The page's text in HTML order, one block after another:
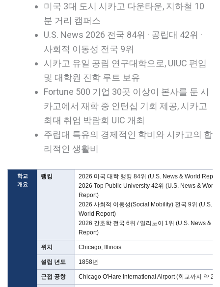
미국 3대 도시 시카고 다운타운, 지하철 10
분 거리 캠퍼스
U.S. News 2026 전국 84위 · 공립대 42위 ·
사회적 이동성 전국 9위
시카고 유일 공립 연구대학으로, UIUC 편입
및 대학원 진학 루트 보유
Fortune 500 기업 30곳 이상이 본사를 둔 시
카고에서 재학 중 인턴십 기회 제공, 시카고
최대 취업 박람회 UIC 개최
주립대 특유의 경제적인 학비와 시카고의 합
리적인 생활비
학교
개요
랭킹
2026 미국 대학 랭킹 84위 (U.S. News & World
2026 Top Public University 42위 (U.S. News & World
Report)
2026 사회적 이동성(Social Mobility) 전국 9위 (U.S.
World Report)
2026 간호학 전국 6위 / 일리노이 1위 (U.S. News &
Report)
위치 Chicago, Illinois
설립 년도 1858년
근접 공항 Chicago O'Hare International Airport (학교까지 약 20